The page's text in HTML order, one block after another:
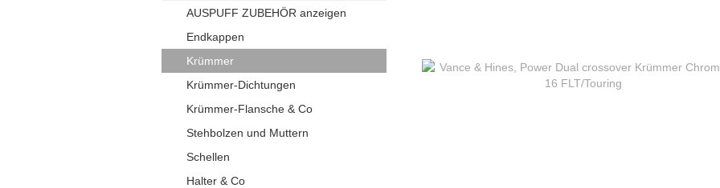
AUSPUFF ZUBEHÖR anzeigen
Endkappen
Krümmer
Krümmer-Dichtungen
Krümmer-Flansche & Co
Stehbolzen und Muttern
Schellen
Halter & Co